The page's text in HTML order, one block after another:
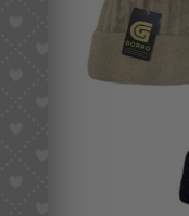
Szabályok:
Napi egy pörgetés
A kuponkód csak